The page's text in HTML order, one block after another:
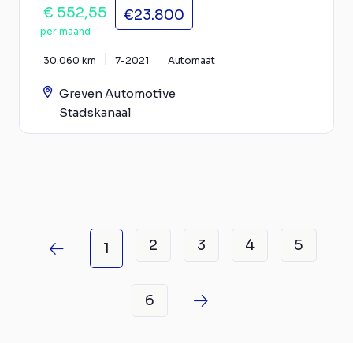
€ 552,55
per maand
€23.800
30.060 km 7-2021 Automaat
Greven Automotive
Stadskanaal
1 2 3 4 5
6